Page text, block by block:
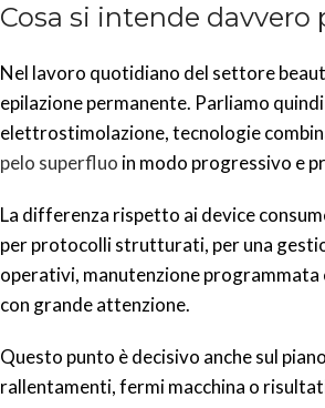
Cosa si intende
Nel lavoro quotidiano del settore
epilazione permanente. Parliamo
elettrostimolazione, tecnologie
pelo superfluo in modo progressivo e
La differenza rispetto ai device
per protocolli strutturati, per una
operativi, manutenzione
con grande attenzione.
Questo punto è decisivo anche sul
rallentamenti, fermi macchina o